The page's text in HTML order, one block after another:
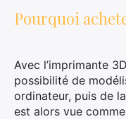
Pourquoi
Avec l’imprimante
possibilité de
ordinateur, puis de
est alors vue